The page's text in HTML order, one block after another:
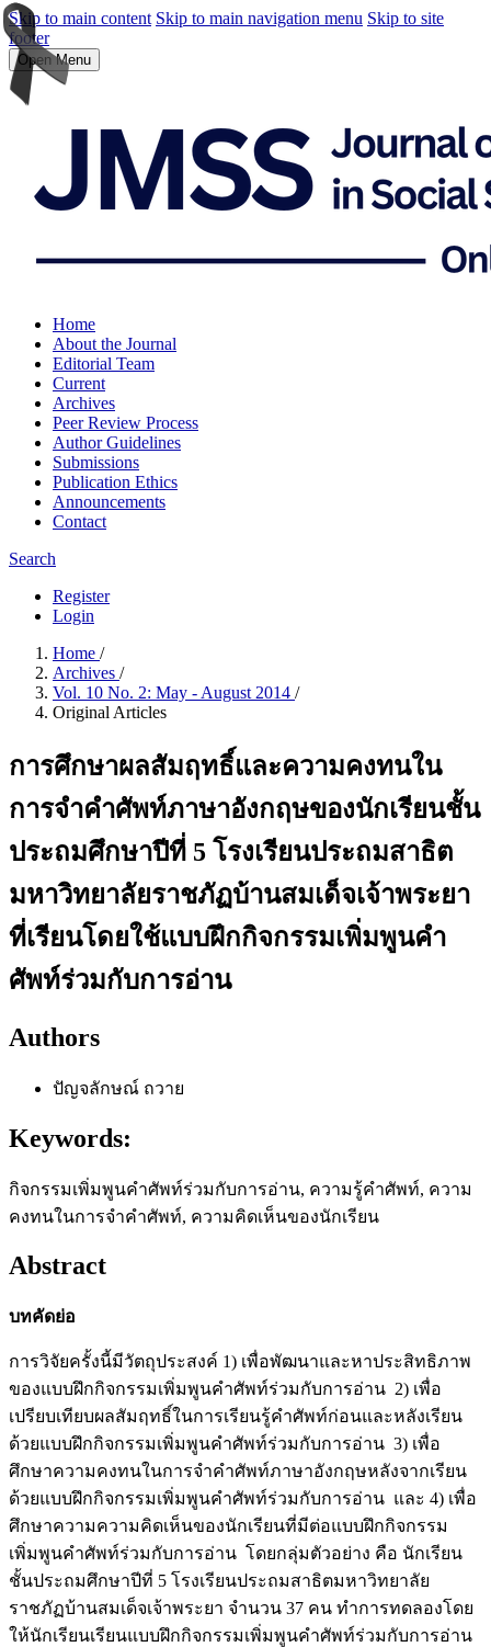
Skip to main content Skip to main navigation menu Skip to site
footer
Open Menu
Home
About the Journal
Editorial Team
Current
Archives
Peer Review Process
Author Guidelines
Submissions
Publication Ethics
Announcements
Contact
Search
Register
Login
Home /
Archives /
Vol. 10 No. 2: May - August 2014 /
Original Articles
การศึกษาผลสัมฤทธิ์และความคงทนใน
การจำคำศัพท์ภาษาอังกฤษของนักเรียนชั้น
ประถมศึกษาปีที่ 5 โรงเรียนประถมสาธิต
มหาวิทยาลัยราชภัฏบ้านสมเด็จเจ้าพระยา
ที่เรียนโดยใช้แบบฝึกกิจกรรมเพิ่มพูนคำ
ศัพท์ร่วมกับการอ่าน
Authors
ปัญจลักษณ์ ถวาย
Keywords:
กิจกรรมเพิ่มพูนคำศัพท์ร่วมกับการอ่าน, ความรู้คำศัพท์, ความ
คงทนในการจำคำศัพท์, ความคิดเห็นของนักเรียน
Abstract
บทคัดย่อ
การวิจัยครั้งนี้มีวัตถุประสงค์ 1) เพื่อพัฒนาและหาประสิทธิภาพ
ของแบบฝึกกิจกรรมเพิ่มพูนคำศัพท์ร่วมกับการอ่าน 2) เพื่อ
เปรียบเทียบผลสัมฤทธิ์ในการเรียนรู้คำศัพท์ก่อนและหลังเรียน
ด้วยแบบฝึกกิจกรรมเพิ่มพูนคำศัพท์ร่วมกับการอ่าน 3) เพื่อ
ศึกษาความคงทนในการจำคำศัพท์ภาษาอังกฤษหลังจากเรียน
ด้วยแบบฝึกกิจกรรมเพิ่มพูนคำศัพท์ร่วมกับการอ่าน และ 4) เพื่อ
ศึกษาความความคิดเห็นของนักเรียนที่มีต่อแบบฝึกกิจกรรม
เพิ่มพูนคำศัพท์ร่วมกับการอ่าน โดยกลุ่มตัวอย่าง คือ นักเรียน
ชั้นประถมศึกษาปีที่ 5 โรงเรียนประถมสาธิตมหาวิทยาลัย
ราชภัฏบ้านสมเด็จเจ้าพระยา จำนวน 37 คน ทำการทดลองโดย
ให้นักเรียนเรียนแบบฝึกกิจกรรมเพิ่มพูนคำศัพท์ร่วมกับการอ่าน